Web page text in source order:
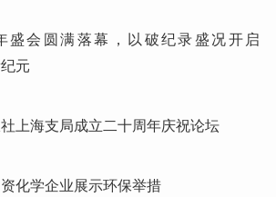
盛会圆满落幕，以破纪录盛况开启
元
上海支局成立二十周年庆祝论坛
化学企业展示环保举措